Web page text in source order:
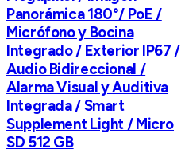
Panorámica 180°/ PoE /
Micrófono y Bocina
Integrado / Exterior IP67 /
Audio Bidireccional /
Alarma Visual y Auditiva
Integrada / Smart
Supplement Light / Micro
SD 512 GB